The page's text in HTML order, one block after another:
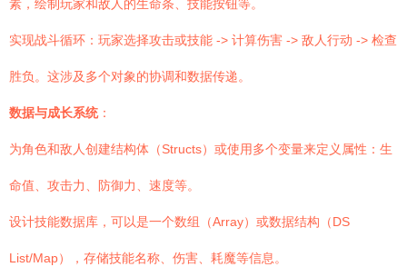
素，绘制玩家和敌人的生命条、技能按钮等。
实现战斗循环：玩家选择攻击或技能 -> 计算伤害 -> 敌人行动 -> 检查
胜负。这涉及多个对象的协调和数据传递。
数据与成长系统：
为角色和敌人创建结构体（Structs）或使用多个变量来定义属性：生
命值、攻击力、防御力、速度等。
设计技能数据库，可以是一个数组（Array）或数据结构（DS
List/Map），存储技能名称、伤害、耗魔等信息。